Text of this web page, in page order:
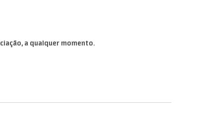
a qualquer momento.